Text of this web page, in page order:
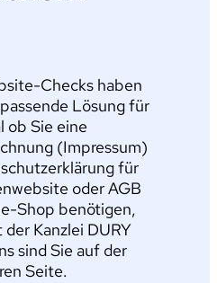
Checks haben
Lösung für
ob Sie eine
(Impressum)
für
oder AGB
Shop benötigen,
Kanzlei DURY
sind Sie auf der
Seite.